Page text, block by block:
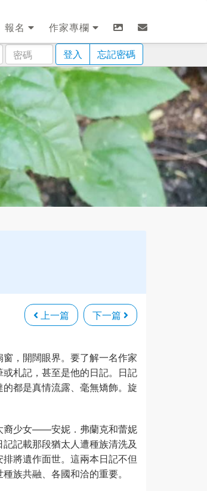
報名
作家專欄
密
碼
登入 忘記密碼
上一篇 下一篇
窗，開闊眼界。要了解一名作家
札記，甚至是他的日記。日記
都是真情流露、毫無矯飾。旋
裔少女——安妮．弗蘭克和蕾妮
記載那段猶太人遭種族清洗及
將遺作面世。這兩本日記不但
族共融、各國和洽的重要。